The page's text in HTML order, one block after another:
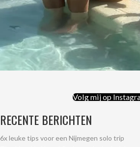
Volg mij op
RECENTE BERICHTEN
6x leuke tips voor een Nijmegen solo trip